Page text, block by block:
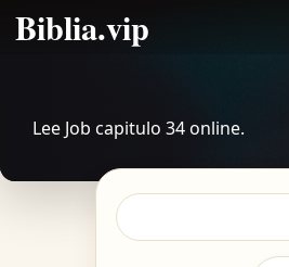
Biblia.vip
Lee Job capitulo 34 online.